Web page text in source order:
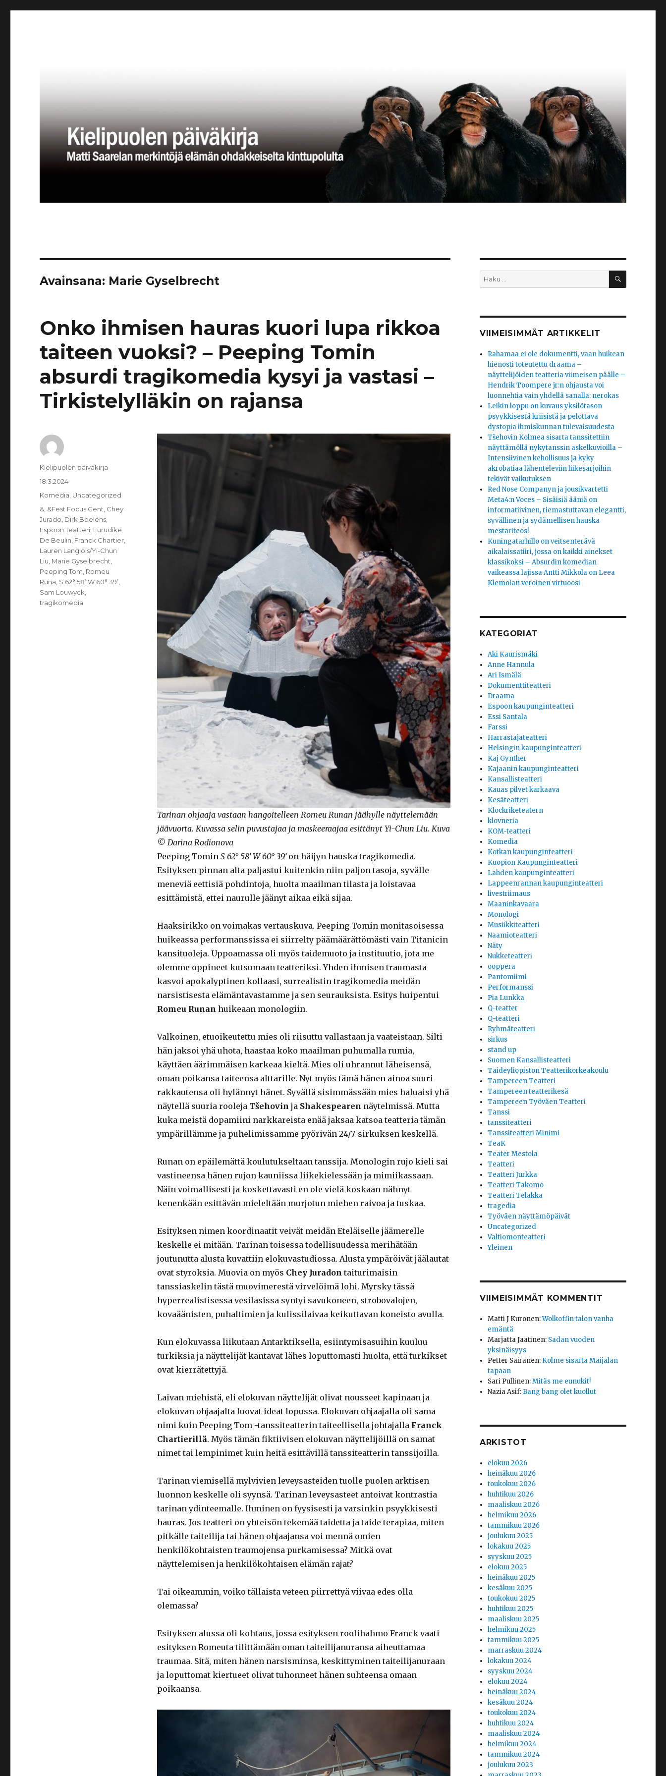
Avainsana: Marie Gyselbrecht
Onko ihmisen hauras kuori lupa rikkoa
taiteen vuoksi? – Peeping Tomin
absurdi tragikomedia kysyi ja vastasi –
Tirkistelylläkin on rajansa
Tarinan ohjaaja vastaan hangoitelleen Romeu Runan jäähylle näyttelemään
jäävuorta. Kuvassa selin puvustajaa ja maskeeraajaa esittänyt Yi-Chun Liu. Kuva
© Darina Rodionova
Peeping Tomin S 62° 58’ W 60° 39’on häijyn hauska tragikomedia.
Esityksen pinnan alta paljastui kuitenkin niin paljon tasoja, syvälle
meneviä eettisiä pohdintoja, huolta maailman tilasta ja loistavaa
esittämistä, ettei naurulle jäänyt aikaa eikä sijaa.
Haaksirikko on voimakas vertauskuva. Peeping Tomin monitasoisessa
huikeassa performanssissa ei siirrelty päämäärättömästi vain Titanicin
kansituoleja. Uppoamassa oli myös taidemuoto ja instituutio, jota me
olemme oppineet kutsumaan teatteriksi. Yhden ihmisen traumasta
kasvoi apokalyptinen kollaasi, surrealistin tragikomedia meidän
narsistisesta elämäntavastamme ja sen seurauksista. Esitys huipentui
Romeu Runan huikeaan monologiin.
Valkoinen, etuoikeutettu mies oli riisuttu vallastaan ja vaateistaan. Silti
hän jaksoi yhä uhota, haastaa koko maailman puhumalla rumia,
käyttäen äärimmäisen karkeaa kieltä. Mies oli uhrannut läheisensä,
oman poikansa taiteensa alttarille. Nyt myös tämä hänen ainoa suuri
rakkautensa oli hylännyt hänet. Syvällä sisimmässään mies haluaisi yhä
näytellä suuria rooleja Tšehovin ja Shakespearen näytelmissä. Mutta
kuka meistä dopamiini narkkareista enää jaksaa katsoa teatteria tämän
ympärillämme ja puhelimissamme pyörivän 24/7-sirkuksen keskellä.
Runan on epäilemättä koulutukseltaan tanssija. Monologin rujo kieli sai
vastineensa hänen rujon kauniissa liikekielessään ja mimiikassaan.
Näin voimallisesti ja koskettavasti en ole vielä koskaan nähnyt
kenenkään esittävän mieleltään murjotun miehen raivoa ja tuskaa.
Esityksen nimen koordinaatit veivät meidän Eteläiselle jäämerelle
keskelle ei mitään. Tarinan toisessa todellisuudessa merihätään
joutunutta alusta kuvattiin elokuvastudiossa. Alusta ympäröivät jäälautat
ovat styroksia. Muovia on myös Chey Juradon taiturimaisin
tanssiaskelin tästä muovimerestä virvelöimä lohi. Myrsky tässä
hyperrealistisessa vesilasissa syntyi savukoneen, strobovalojen,
kovaäänisten, puhaltimien ja kulissilaivaa keikuttavan koneisto avulla.
Kun elokuvassa liikutaan Antarktiksella, esiintymisasuihin kuuluu
turkiksia ja näyttelijät kantavat lähes loputtomasti huolta, että turkikset
ovat kierrätettyjä.
Laivan miehistä, eli elokuvan näyttelijät olivat nousseet kapinaan ja
elokuvan ohjaajalta luovat ideat lopussa. Elokuvan ohjaajalla oli sama
nimi kuin Peeping Tom -tanssiteatterin taiteellisella johtajalla Franck
Chartierillä. Myös tämän fiktiivisen elokuvan näyttelijöillä on samat
nimet tai lempinimet kuin heitä esittävillä tanssiteatterin tanssijoilla.
Tarinan viemisellä mylvivien leveysasteiden tuolle puolen arktisen
luonnon keskelle oli syynsä. Tarinan leveysasteet antoivat kontrastia
tarinan ydinteemalle. Ihminen on fyysisesti ja varsinkin psyykkisesti
hauras. Jos teatteri on yhteisön tekemää taidetta ja taide terapiaa, miten
pitkälle taiteilija tai hänen ohjaajansa voi mennä omien
henkilökohtaisten traumojensa purkamisessa? Mitkä ovat
näyttelemisen ja henkilökohtaisen elämän rajat?
Tai oikeammin, voiko tällaista veteen piirrettyä viivaa edes olla
olemassa?
Esityksen alussa oli kohtaus, jossa esityksen roolihahmo Franck vaati
esityksen Romeuta tilittämään oman taiteilijanuransa aiheuttamaa
traumaa. Sitä, miten hänen narsisminsa, keskittyminen taiteilijanuraan
ja loputtomat kiertueet olivat tuhonneet hänen suhteensa omaan
poikaansa.
Kirjoittaja
Kielipuolen päiväkirja
Julkaistu
18.3.2024
Kategoriat
Komedia Uncategorized
Avainsanat
& &Fest Focus Gent Chey
Jurado Dirk Boelens
Espoon Teatteri Eurudike
De Beulin Franck Chartier
Lauren Langlois/Yi-Chun
Liu Marie Gyselbrecht
Peeping Tom Romeu
Runa S 62° 58’ W 60° 39’
Sam Louwyck
tragikomedia
Etsi: HAKU
VIIMEISIMMÄT ARTIKKELIT
Rahamaa ei ole dokumentti, vaan huikean
hienosti toteutettu draama –
näyttelijöiden teatteria viimeisen päälle –
Hendrik Toompere jr:n ohjausta voi
luonnehtia vain yhdellä sanalla: nerokas
Leikin loppu on kuvaus yksilötason
psyykkisestä kriisistä ja pelottava
dystopia ihmiskunnan tulevaisuudesta
Tšehovin Kolmea sisarta tanssitettiin
näyttämöllä nykytanssin askelkuvioilla –
Intensiivinen kehollisuus ja kyky
akrobatiaa lähenteleviin liikesarjoihin
tekivät vaikutuksen
Red Nose Companyn ja jousikvartetti
Meta4:n Voces – Sisäisiä ääniä on
informatiivinen, riemastuttavan elegantti,
syvällinen ja sydämellisen hauska
mestariteos!
Kuningatarhillo on veitsenterävä
aikalaissatiiri, jossa on kaikki ainekset
klassikoksi – Absurdin komedian
vaikeassa lajissa Antti Mikkola on Leea
Klemolan veroinen virtuoosi
KATEGORIAT
Aki Kaurismäki
Anne Hannula
Ari Ismälä
Dokumenttiteatteri
Draama
Espoon kaupunginteatteri
Essi Santala
Farssi
Harrastajateatteri
Helsingin kaupunginteatteri
Kaj Gynther
Kajaanin kaupunginteatteri
Kansallisteatteri
Kauas pilvet karkaava
Kesäteatteri
Klockriketeatern
klovneria
KOM-teatteri
Komedia
Kotkan kaupunginteatteri
Kuopion Kaupunginteatteri
Lahden kaupunginteatteri
Lappeenrannan kaupunginteatteri
livestriimaus
Maaninkavaara
Monologi
Musiikkiteatteri
Naamioteatteri
Näty
Nukketeatteri
ooppera
Pantomiimi
Performanssi
Pia Lunkka
Q-teatter
Q-teatteri
Ryhmäteatteri
sirkus
stand up
Suomen Kansallisteatteri
Taideyliopiston Teatterikorkeakoulu
Tampereen Teatteri
Tampereen teatterikesä
Tampereen Työväen Teatteri
Tanssi
tanssiteatteri
Tanssiteatteri Minimi
TeaK
Teater Mestola
Teatteri
Teatteri Jurkka
Teatteri Takomo
Teatteri Telakka
tragedia
Työväen näyttämöpäivät
Uncategorized
Valtiomonteatteri
Yleinen
VIIMEISIMMÄT KOMMENTIT
Matti J Kuronen:Wolkoffin talon vanha
emäntä
Marjatta Jaatinen: Sadan vuoden
yksinäisyys
Petter Sairanen: Kolme sisarta Maijalan
tapaan
Sari Pullinen:Mitäs me eunukit!
Nazia Asif: Bang bang olet kuollut
ARKISTOT
elokuu 2026
heinäkuu 2026
toukokuu 2026
huhtikuu 2026
maaliskuu 2026
helmikuu 2026
tammikuu 2026
joulukuu 2025
lokakuu 2025
syyskuu 2025
elokuu 2025
heinäkuu 2025
kesäkuu 2025
toukokuu 2025
huhtikuu 2025
maaliskuu 2025
helmikuu 2025
tammikuu 2025
marraskuu 2024
lokakuu 2024
syyskuu 2024
elokuu 2024
heinäkuu 2024
kesäkuu 2024
toukokuu 2024
huhtikuu 2024
maaliskuu 2024
helmikuu 2024
tammikuu 2024
joulukuu 2023